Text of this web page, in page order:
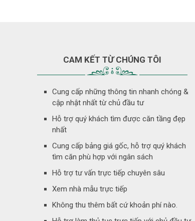
CAM KẾT TỪ CHÚNG TÔI
Cung cấp những thông tin nhanh chóng &
cập nhật nhất từ chủ đầu tư
Hỗ trợ quý khách tìm được căn tầng đẹp
nhất
Cung cấp bảng giá gốc, hỗ trợ quý khách
tìm căn phù hợp với ngân sách
Hỗ trợ tư vấn trực tiếp chuyên sâu
Xem nhà mẫu trực tiếp
Không thu thêm bất cứ khoản phí nào.